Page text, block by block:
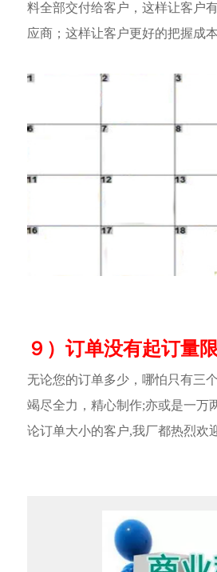
料全部交付给客户，这样让客户
应商；这样让客户更好的把握成本
９）订单没有起订量
无论您的订单多少，哪怕只有三
竭尽全力，精心制作;亦或是一万
论订单大小的客户,我厂都热烈欢